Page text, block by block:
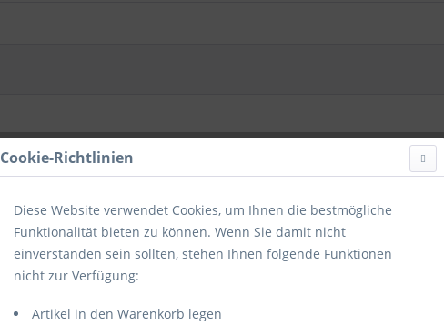
Cookie-Richtlinien
Diese Website verwendet Cookies, um Ihnen die bestmögliche
Funktionalität bieten zu können. Wenn Sie damit nicht
einverstanden sein sollten, stehen Ihnen folgende Funktionen
nicht zur Verfügung:
Artikel in den Warenkorb legen